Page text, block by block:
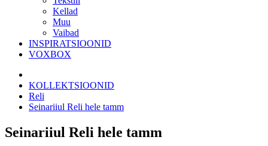
Kellad
Muu
Vaibad
INSPIRATSIOONID
VOXBOX
KOLLEKTSIOONID
Reli
Seinariiul Reli hele tamm
Seinariiul Reli hele tamm